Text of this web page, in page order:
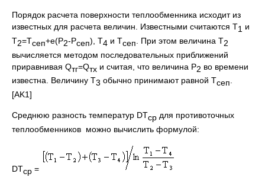
Порядок расчета поверхности теплообменника исходит из
известных для расчета величин. Известными считаются Т1 и
Т2=Тсеп+e(Р2-Рсеп), Т4 и Тсеп . При этом величина Т2
вычисляется методом последовательных приближений
приравнивая Qтг=Qтх и считая, что величина Р2 во времени
известна. Величину Т3 обычно принимают равной Тсеп.
[AK1]
Среднюю разность температур DТср для противоточных
теплообменников можно вычислить формулой:
DТср =